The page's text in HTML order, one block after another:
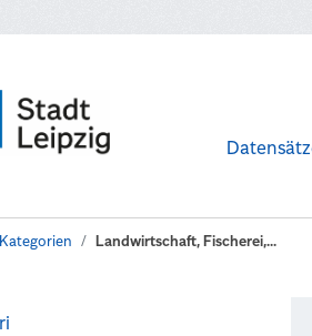
Kategorien Landwirtschaft, Fischerei,...